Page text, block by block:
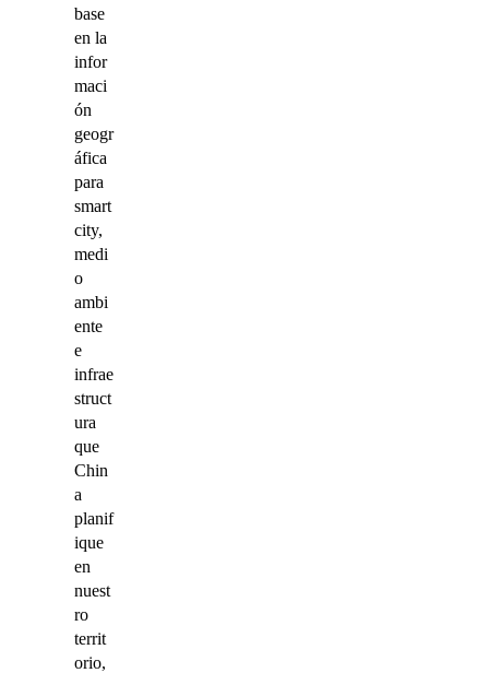
base
en la
infor
maci
ón
geogr
áfica
para
smart
city,
medi
o
ambi
ente
e
infrae
struct
ura
que
Chin
a
planif
ique
en
nuest
ro
territ
orio,